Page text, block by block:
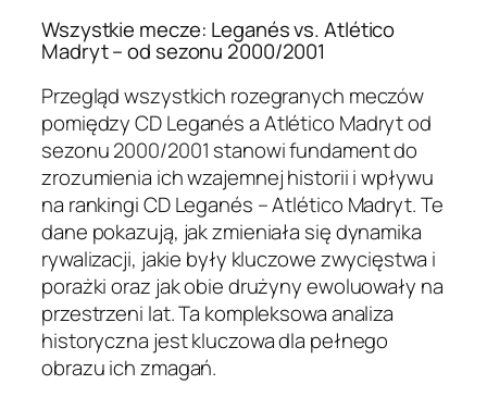
Wszystkie mecze: Leganés vs. Atlético
Madryt – od sezonu 2000/2001
Przegląd wszystkich rozegranych meczów
pomiędzy CD Leganés a Atlético Madryt od
sezonu 2000/2001 stanowi fundament do
zrozumienia ich wzajemnej historii i wpływu
na rankingi CD Leganés – Atlético Madryt. Te
dane pokazują, jak zmieniała się dynamika
rywalizacji, jakie były kluczowe zwycięstwa i
porażki oraz jak obie drużyny ewoluowały na
przestrzeni lat. Ta kompleksowa analiza
historyczna jest kluczowa dla pełnego
obrazu ich zmagań.